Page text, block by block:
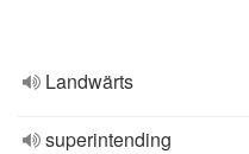
Landwärts
superintending